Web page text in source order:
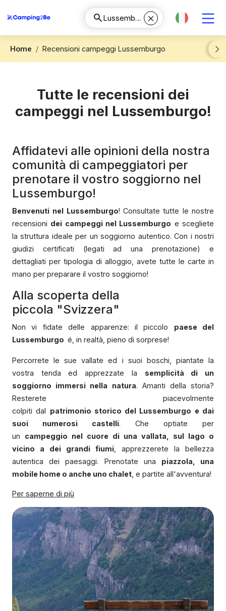
Home
Recensioni campeggi Lussemburgo
Next
Tutte le recensioni dei
campeggi nel Lussemburgo!
Affidatevi alle opinioni della nostra
comunità di campeggiatori per
prenotare il vostro soggiorno nel
Lussemburgo!
Benvenuti nel Lussemburgo! Consultate tutte le nostre
recensioni dei campeggi nel Lussemburgo e scegliete
la struttura ideale per un soggiorno autentico. Con i nostri
giudizi certificati (legati ad una prenotazione) e
dettagliati per tipologia di alloggio, avete tutte le carte in
mano per preparare il vostro soggiorno!
Alla scoperta della
piccola "Svizzera"
Non vi fidate delle apparenze: il piccolo paese del
Lussemburgo é, in realtà, pieno di sorprese!
Percorrete le sue vallate ed i suoi boschi, piantate la
vostra tenda ed apprezzate la semplicità di un
soggiorno immersi nella natura. Amanti della storia?
Resterete piacevolmente
colpiti dal patrimonio storico del Lussemburgo e dai
suoi numerosi castelli. Che optiate per
un campeggio nel cuore di una vallata, sul lago o
vicino a dei grandi fiumi , apprezzerete la bellezza
autentica dei paesaggi. Prenotate una piazzola, una
mobile home o anche uno chalet , e partite all'avventura!
Per saperne di più